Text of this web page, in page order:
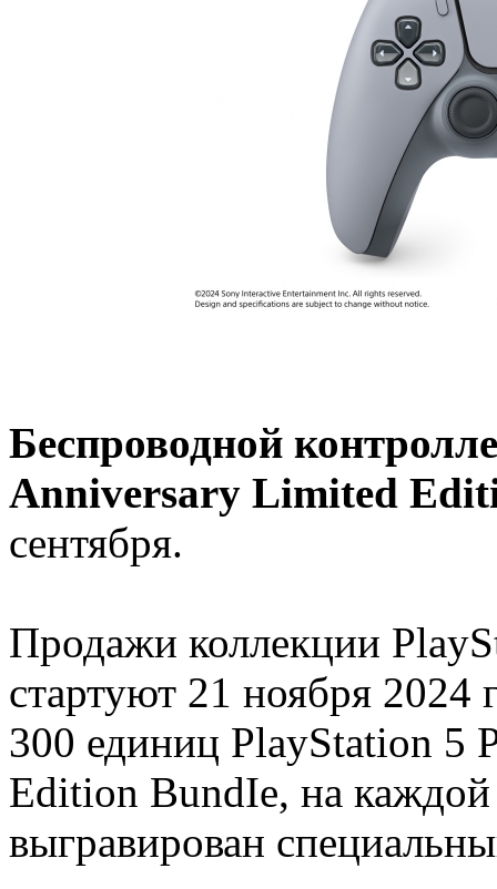
Беспроводной
Anniversary Limited
сентября.
Продажи коллекции
стартуют 21 ноября 2024
300 единиц PlayStation 5
Edition BundIe, на каждой
выгравирован